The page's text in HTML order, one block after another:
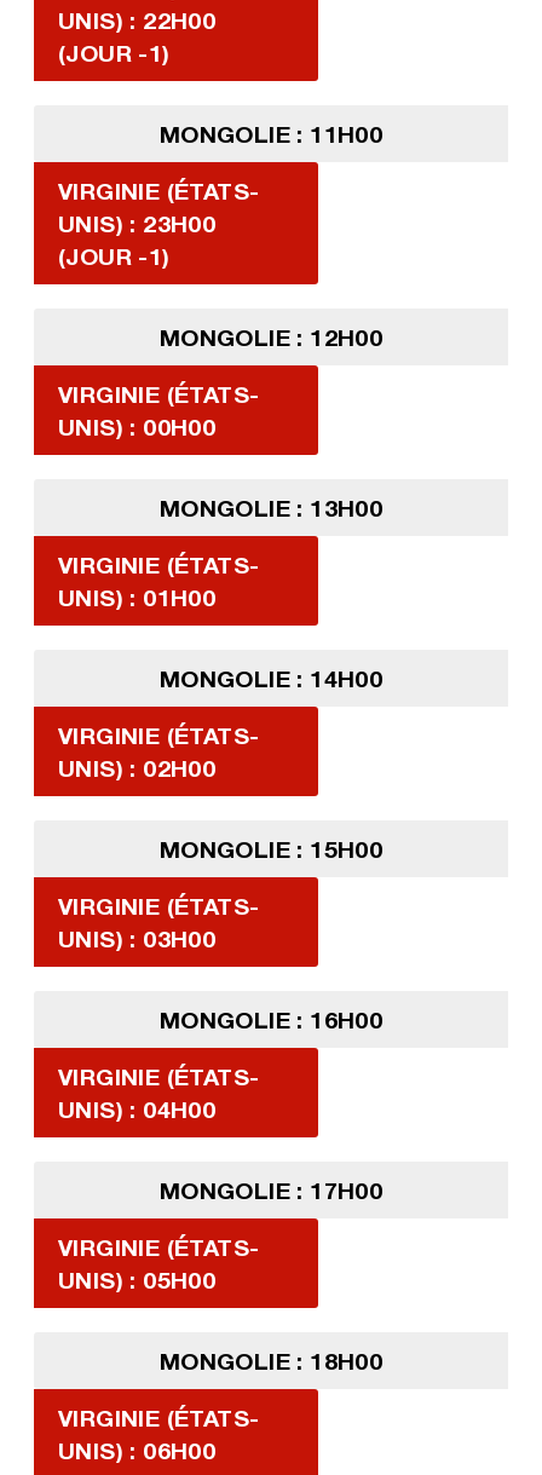
UNIS) : 22H00
(JOUR -1)
MONGOLIE : 11H00
VIRGINIE (ÉTATS-
UNIS) : 23H00
(JOUR -1)
MONGOLIE : 12H00
VIRGINIE (ÉTATS-
UNIS) : 00H00
MONGOLIE : 13H00
VIRGINIE (ÉTATS-
UNIS) : 01H00
MONGOLIE : 14H00
VIRGINIE (ÉTATS-
UNIS) : 02H00
MONGOLIE : 15H00
VIRGINIE (ÉTATS-
UNIS) : 03H00
MONGOLIE : 16H00
VIRGINIE (ÉTATS-
UNIS) : 04H00
MONGOLIE : 17H00
VIRGINIE (ÉTATS-
UNIS) : 05H00
MONGOLIE : 18H00
VIRGINIE (ÉTATS-
UNIS) : 06H00